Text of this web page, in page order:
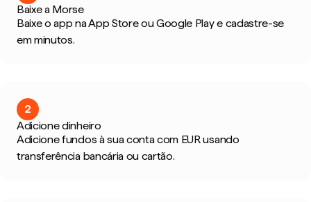
Baixe a Morse
Baixe o app na App Store ou Google Play e cadastre-se
em minutos.
2
Adicione dinheiro
Adicione fundos à sua conta com EUR usando
transferência bancária ou cartão.